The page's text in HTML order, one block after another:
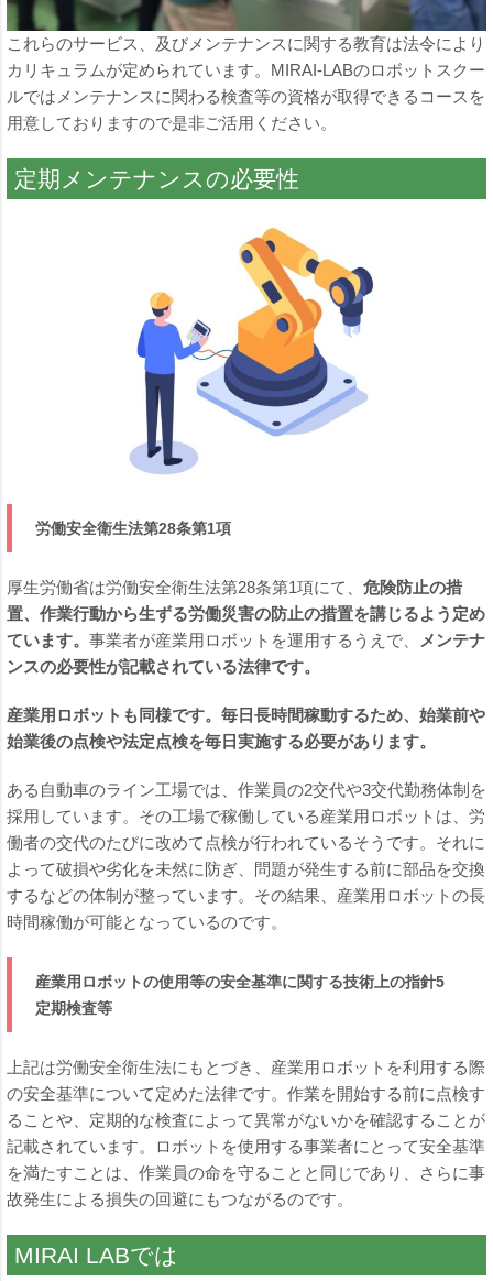
これらのサービス、及びメンテナンスに関する教育は法令により
カリキュラムが定められています。MIRAI-LABのロボットスクー
ルではメンテナンスに関わる検査等の資格が取得できるコースを
用意しておりますので是非ご活用ください。
定期メンテナンスの必要性
労働安全衛生法第28条第1項
厚生労働省は労働安全衛生法第28条第1項にて、 危険防止の措
置、作業行動から生ずる労働災害の防止の措置を講じるよう定め
ています。 事業者が産業用ロボットを運用するうえで、
メンテナ
ンスの必要性が記載されている法律です。
産業用ロボットも同様です。毎日長時間稼動するため、始業前や
始業後の点検や法定点検を毎日実施する必要があります。
ある自動車のライン工場では、作業員の2交代や3交代勤務体制を
採用しています。その工場で稼働している産業用ロボットは、労
働者の交代のたびに改めて点検が行われているそうです。それに
よって破損や劣化を未然に防ぎ、問題が発生する前に部品を交換
するなどの体制が整っています。その結果、産業用ロボットの長
時間稼働が可能となっているのです。
産業用ロボットの使用等の安全基準に関する技術上の指針5
定期検査等
上記は労働安全衛生法にもとづき、産業用ロボットを利用する際
の安全基準について定めた法律です。作業を開始する前に点検す
ることや、定期的な検査によって異常がないかを確認することが
記載されています。ロボットを使用する事業者にとって安全基準
を満たすことは、作業員の命を守ることと同じであり、さらに事
故発生による損失の回避にもつながるのです。
MIRAI LABでは